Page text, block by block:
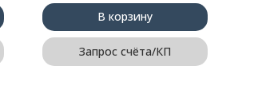
В корзину
Запрос счёта/КП